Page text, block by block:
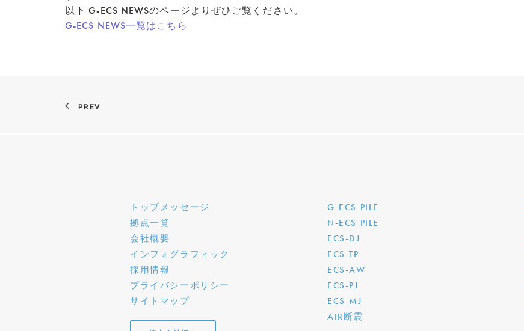
以下 G-ECS NEWSのページよりぜひご覧ください。
G-ECS NEWS一覧はこちら
PREV
トップメッセージ
拠点一覧
会社概要
インフォグラフィック
採用情報
プライバシーポリシー
サイトマップ
G-ECS PILE
N-ECS PILE
ECS-DJ
ECS-TP
ECS-AW
ECS-PJ
ECS-MJ
AIR断震